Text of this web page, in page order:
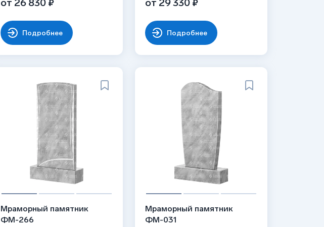
от 26 830 ₽
Подробнее
от 29 330 ₽
Подробнее
Мраморный памятник
ФМ-266
Мраморный памятник
ФМ-031